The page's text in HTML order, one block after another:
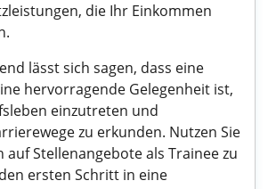
die Ihr Einkommen
lässt sich sagen, dass eine
hervorragende Gelegenheit ist,
einzutreten und
zu erkunden. Nutzen Sie
auf Stellenangebote als Trainee zu
ersten Schritt in eine